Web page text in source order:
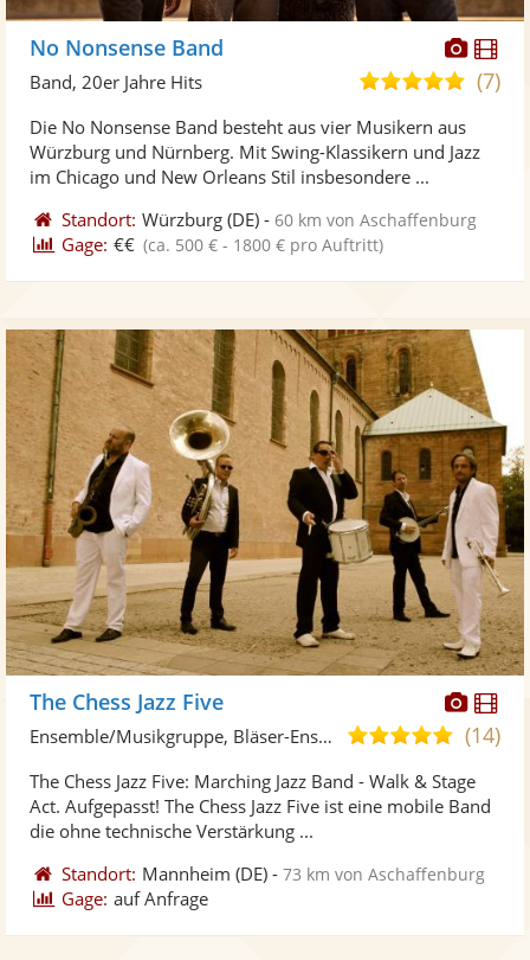
No Nonsense Band
5,0
5
(7)
Band, 20er Jahre Hits
Die No Nonsense Band besteht aus vier Musikern aus
Würzburg und Nürnberg. Mit Swing-Klassikern und Jazz
im Chicago und New Orleans Stil insbesondere ...
Standort: Würzburg (DE) -60 km von Aschaffenburg
Gage: €€ (ca. 500 € - 1800 € pro Auftritt)
Fotos
The Chess Jazz Five
5,0
5
(14)
Ensemble/Musikgruppe, Bläser-Ensemble
The Chess Jazz Five: Marching Jazz Band - Walk & Stage
Act. Aufgepasst! The Chess Jazz Five ist eine mobile Band
die ohne technische Verstärkung ...
Standort: Mannheim (DE) -73 km von Aschaffenburg
Gage: auf Anfrage